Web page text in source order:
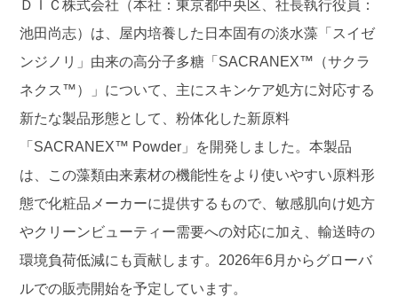
ＤＩＣ株式会社（本社：東京都中央区、社長執行役員：
池田尚志）は、屋内培養した日本固有の淡水藻「スイゼ
ンジノリ」由来の高分子多糖「SACRANEX™（サクラ
ネクス™）」について、主にスキンケア処方に対応する
新たな製品形態として、粉体化した新原料
「SACRANEX™ Powder」を開発しました。本製品
は、この藻類由来素材の機能性をより使いやすい原料形
態で化粧品メーカーに提供するもので、敏感肌向け処方
やクリーンビューティー需要への対応に加え、輸送時の
環境負荷低減にも貢献します。2026年6月からグローバ
ルでの販売開始を予定しています。